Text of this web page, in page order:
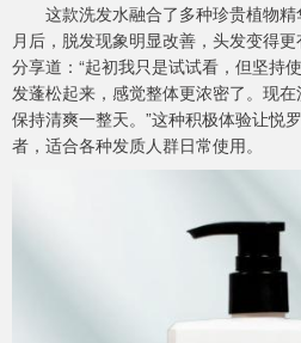
这款洗发水融合了多种珍贵植物精
月后，脱发现象明显改善，头发变得
分享道：“起初我只是试试看，但坚持
发蓬松起来，感觉整体更浓密了。现
保持清爽一整天。”这种积极体验让悦
者，适合各种发质人群日常使用。